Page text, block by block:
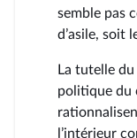
semble pas
d’asile, soit
La tutelle du
politique du
l’intérieur